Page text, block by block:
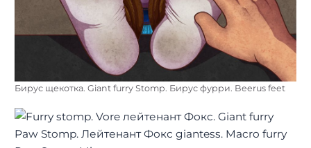
Бирус щекотка. Giant furry Stomp. Бирус фурри. Beerus feet